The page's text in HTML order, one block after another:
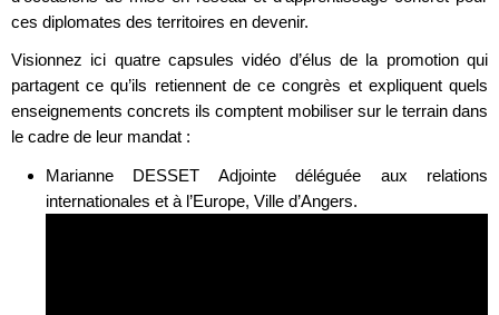
ces diplomates des territoires en devenir.
Visionnez ici quatre capsules vidéo d’élus de la promotion qui
partagent ce qu’ils retiennent de ce congrès et expliquent quels
enseignements concrets ils comptent mobiliser sur le terrain dans
le cadre de leur mandat :
Marianne DESSET Adjointe déléguée aux relations
internationales et à l’Europe, Ville d’Angers.